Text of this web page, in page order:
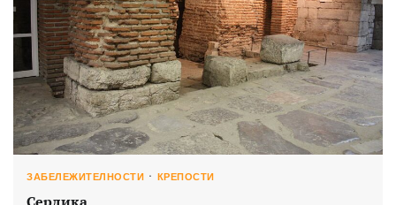
ЗАБЕЛЕЖИТЕЛНОСТИ КРЕПОСТИ